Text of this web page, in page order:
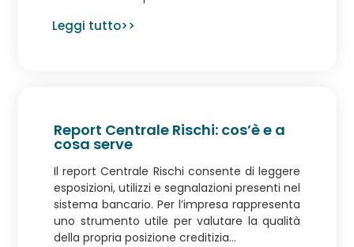
Leggi tutto>>
Report Centrale Rischi: cos’è e a
cosa serve
Il report Centrale Rischi consente di leggere
esposizioni, utilizzi e segnalazioni presenti nel
sistema bancario. Per l’impresa rappresenta
uno strumento utile per valutare la qualità
della propria posizione creditizia...